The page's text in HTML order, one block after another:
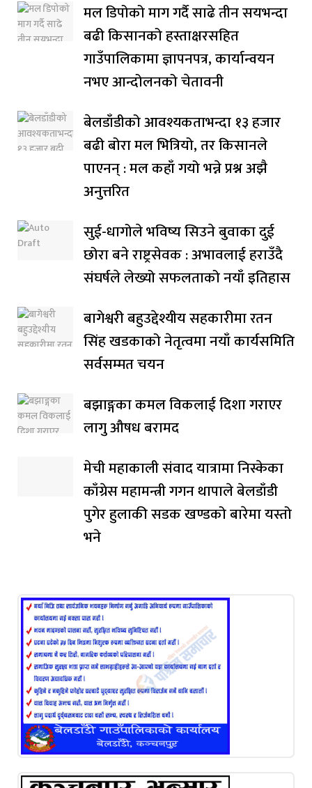
मल डिपोको माग गर्दै साढे तीन सयभन्दा
बढी किसानको हस्ताक्षरसहित
गाउँपालिकामा ज्ञापनपत्र, कार्यान्वयन
नभए आन्दोलनको चेतावनी
बेलडाँडीको आवश्यकताभन्दा १३ हजार
बढी बोरा मल भित्रियो, तर किसानले
पाएनन् : मल कहाँ गयो भन्ने प्रश्न अझै
अनुत्तरित
सुई-धागोले भविष्य सिउने बुवाका दुई
छोरा बने राष्ट्रसेवक : अभावलाई हराउँदै
संघर्षले लेख्यो सफलताको नयाँ इतिहास
बागेश्वरी बहुउद्देश्यीय सहकारीमा रतन
सिंह खडकाको नेतृत्वमा नयाँ कार्यसमिति
सर्वसम्मत चयन
बझाङ्गका कमल विकलाई दिशा गराएर
लागु औषध बरामद
मेची महाकाली संवाद यात्रामा निस्केका
काँग्रेस महामन्त्री गगन थापाले बेलडाँडी
पुगेर हुलाकी सडक खण्डको बारेमा यस्तो
भने